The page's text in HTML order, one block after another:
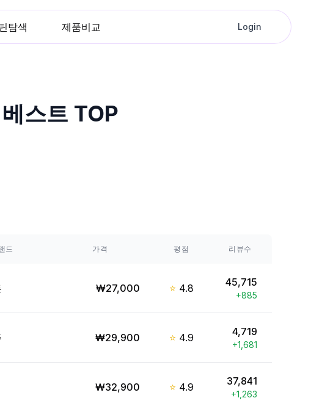
탐색 제품비교 Login
스트 TOP
드 가격 평점 리뷰수
₩27,000 ⭐ 4.8 45,715
+885
₩29,900 ⭐ 4.9 4,719
+1,681
₩32,900 ⭐ 4.9 37,841
+1,263